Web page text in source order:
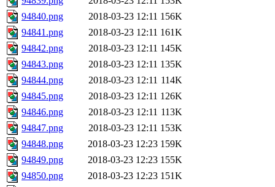
94840.png
2018-03-23 12:11 156K
94841.png
2018-03-23 12:11 161K
94842.png
2018-03-23 12:11 145K
94843.png
2018-03-23 12:11 135K
94844.png
2018-03-23 12:11 114K
94845.png
2018-03-23 12:11 126K
94846.png
2018-03-23 12:11 113K
94847.png
2018-03-23 12:11 153K
94848.png
2018-03-23 12:23 159K
94849.png
2018-03-23 12:23 155K
94850.png
2018-03-23 12:23 151K